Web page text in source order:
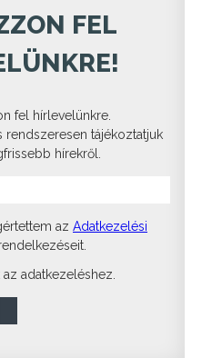
FEL
fel hírlevelünkre.
tájékoztatjuk
hírekről.
az Adatkezelési
adatkezeléshez.